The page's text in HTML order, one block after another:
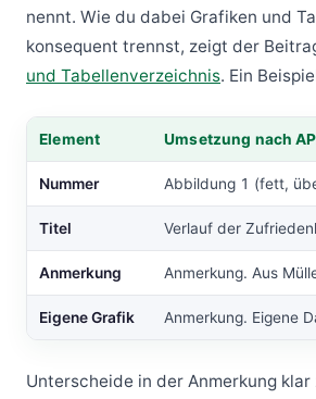
nennt. Wie du dabei Grafiken und
konsequent trennst, zeigt der
und Tabellenverzeichnis. Ein
Element Umsetzung nach
Nummer Abbildung 1 (fett,
Titel Verlauf der
Anmerkung Anmerkung. Aus
Eigene Grafik Anmerkung. Eigene
Unterscheide in der Anmerkung klar